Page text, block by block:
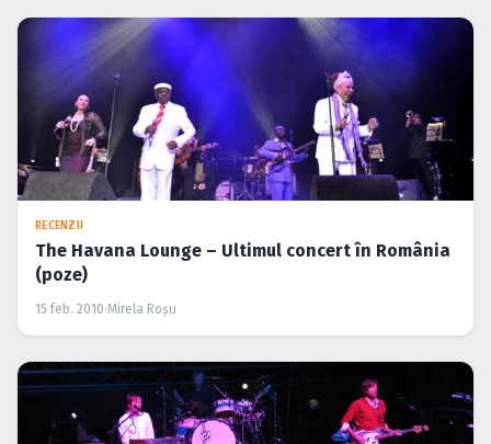
RECENZII
The Havana Lounge – Ultimul concert în România
(poze)
15 feb. 2010·Mirela Roşu